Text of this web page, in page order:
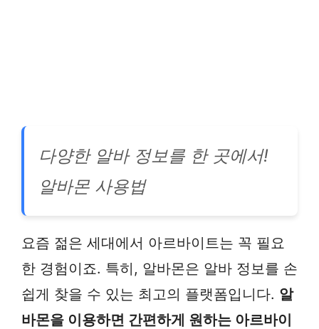
다양한 알바 정보를 한 곳에서!
알바몬 사용법
요즘 젊은 세대에서 아르바이트는 꼭 필요
한 경험이죠. 특히, 알바몬은 알바 정보를 손
쉽게 찾을 수 있는 최고의 플랫폼입니다. 알
바몬을 이용하면 간편하게 원하는 아르바이